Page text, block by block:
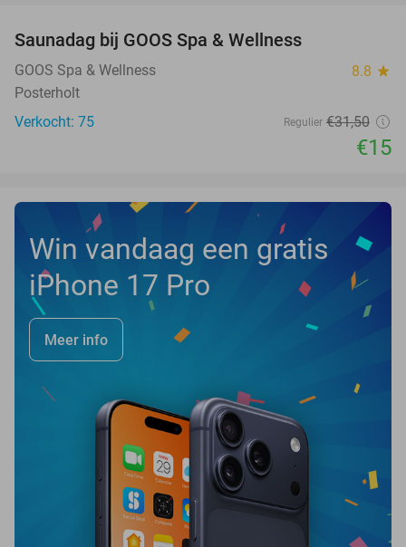
TODAY
Saunadag bij GOOS Spa & Wellness
GOOS Spa & Wellness 8.8 star
Posterholt
Verkocht: 75
Regulier €31,50
€15
Win vandaag een gratis
iPhone 17 Pro
Meer info